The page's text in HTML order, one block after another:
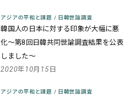
アジアの平和と課題 / 日韓世論調査
韓国人の日本に対する印象が大幅に悪
化～第8回日韓共同世論調査結果を公表
しました～
2020年10月15日
アジアの平和と課題 / 日韓世論調査